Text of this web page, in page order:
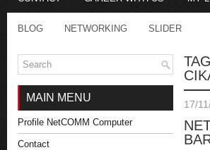
BLOG NETWORKING SLIDER
17/
MAIN MENU
Profile NetCOMM Computer
Contact